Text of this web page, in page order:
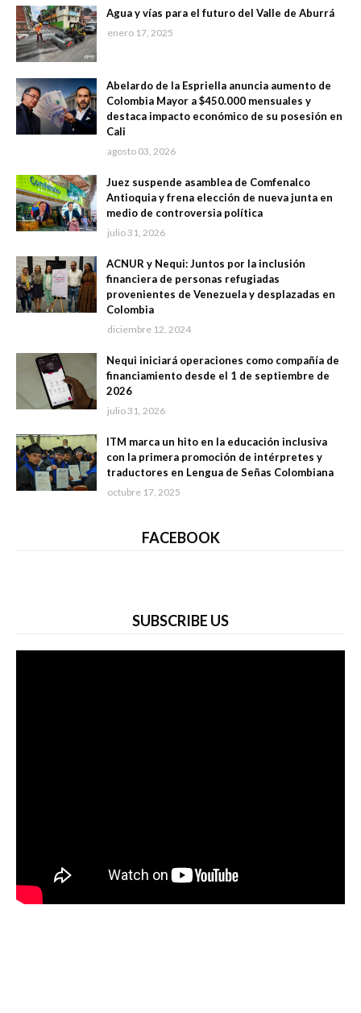
Agua y vías para el futuro del Valle de Aburrá
enero 17, 2025
Abelardo de la Espriella anuncia aumento de
Colombia Mayor a $450.000 mensuales y
destaca impacto económico de su posesión en
Cali
agosto 03, 2026
Juez suspende asamblea de Comfenalco
Antioquia y frena elección de nueva junta en
medio de controversia política
julio 31, 2026
ACNUR y Nequi: Juntos por la inclusión
financiera de personas refugiadas
provenientes de Venezuela y desplazadas en
Colombia
diciembre 12, 2024
Nequi iniciará operaciones como compañía de
financiamiento desde el 1 de septiembre de
2026
julio 31, 2026
ITM marca un hito en la educación inclusiva
con la primera promoción de intérpretes y
traductores en Lengua de Señas Colombiana
octubre 17, 2025
FACEBOOK
SUBSCRIBE US